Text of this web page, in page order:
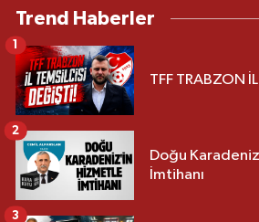
Trend Haberler
TFF TRABZON
1
Doğu
İmtihanı
2
3